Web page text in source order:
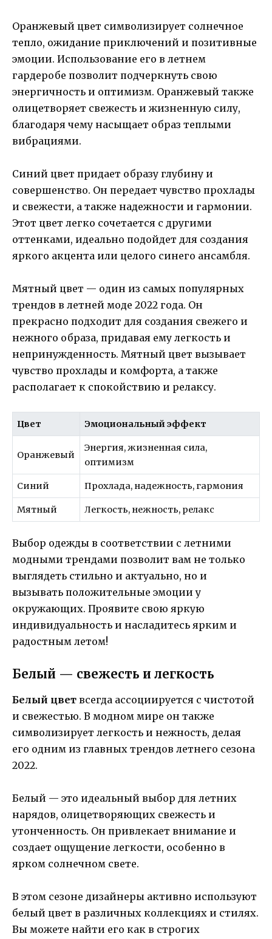
Оранжевый цвет символизирует солнечное
тепло, ожидание приключений и позитивные
эмоции. Использование его в летнем
гардеробе позволит подчеркнуть свою
энергичность и оптимизм. Оранжевый также
олицетворяет свежесть и жизненную силу,
благодаря чему насыщает образ теплыми
вибрациями.
Синий цвет придает образу глубину и
совершенство. Он передает чувство прохлады
и свежести, а также надежности и гармонии.
Этот цвет легко сочетается с другими
оттенками, идеально подойдет для создания
яркого акцента или целого синего ансамбля.
Мятный цвет — один из самых популярных
трендов в летней моде 2022 года. Он
прекрасно подходит для создания свежего и
нежного образа, придавая ему легкость и
непринужденность. Мятный цвет вызывает
чувство прохлады и комфорта, а также
располагает к спокойствию и релаксу.
Цвет Эмоциональный эффект
Оранжевый
Энергия, жизненная сила,
оптимизм
Синий Прохлада, надежность, гармония
Мятный Легкость, нежность, релакс
Выбор одежды в соответствии с летними
модными трендами позволит вам не только
выглядеть стильно и актуально, но и
вызывать положительные эмоции у
окружающих. Проявите свою яркую
индивидуальность и насладитесь ярким и
радостным летом!
Белый — свежесть и легкость
Белый цвет всегда ассоциируется с чистотой
и свежестью. В модном мире он также
символизирует легкость и нежность, делая
его одним из главных трендов летнего сезона
2022.
Белый — это идеальный выбор для летних
нарядов, олицетворяющих свежесть и
утонченность. Он привлекает внимание и
создает ощущение легкости, особенно в
ярком солнечном свете.
В этом сезоне дизайнеры активно используют
белый цвет в различных коллекциях и стилях.
Вы можете найти его как в строгих